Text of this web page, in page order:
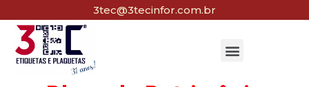
3tec@3tecinfor.com.br